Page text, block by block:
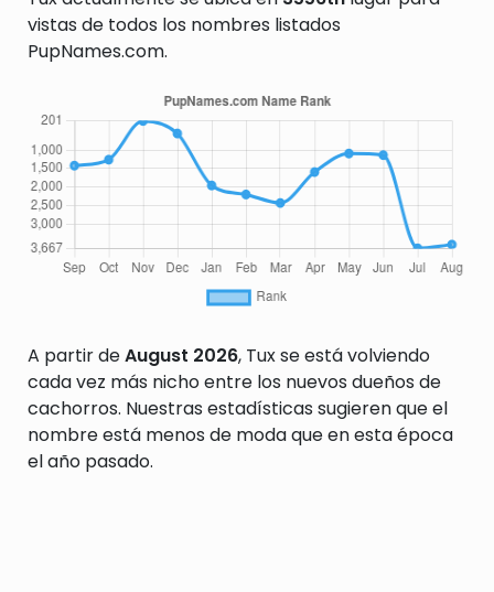
vistas de todos los nombres listados
PupNames.com.
A partir deAugust 2026, Tux se está volviendo
cada vez más nicho entre los nuevos dueños de
cachorros. Nuestras estadísticas sugieren que el
nombre está menos de moda que en esta época
el año pasado.